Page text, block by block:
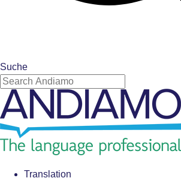
Suche
Translation